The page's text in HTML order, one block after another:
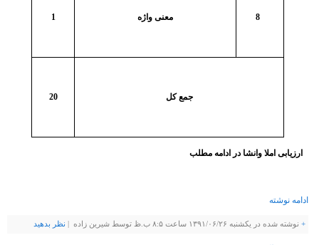
معنی واژه 1
جمع کل 20
ارزیابی املا وانشا در ادامه مطلب
ادامه نوشته
+ نوشته شده در یکشنبه ۱۳۹۱/۰۶/۲۶ ساعت ۸:۵ ب.ظ توسط شيرين زاده | نظر بدهيد